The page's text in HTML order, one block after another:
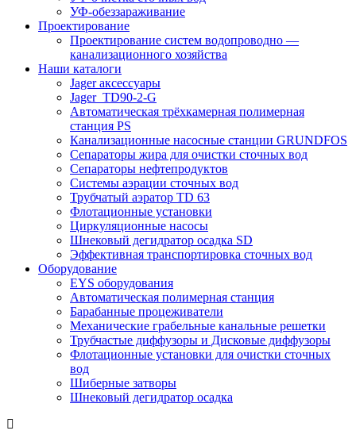
УФ-обеззараживание
Проектирование
Проектирование систем водопроводно —
канализационного хозяйства
Наши каталоги
Jager аксессуары
Jager_TD90-2-G
Автоматическая трёхкамерная полимерная
станция PS
Канализационные насосные станции GRUNDFOS
Сепараторы жира для очистки сточных вод
Сепараторы нефтепродуктов
Системы аэрации сточных вод
Трубчатый аэратор TD 63
Флотационные установки
Циркуляционные насосы
Шнековый дегидратор осадка SD
Эффективная транспортировка сточных вод
Оборудование
EYS оборудования
Автоматическая полимерная станция
Барабанные процеживатели
Механические грабельные канальные решетки
Трубчастые диффузоры и Дисковые диффузоры
Флотационные установки для очистки сточных
вод
Шиберные затворы
Шнековый дегидратор осадка